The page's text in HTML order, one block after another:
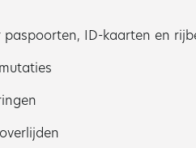
ID-kaarten en